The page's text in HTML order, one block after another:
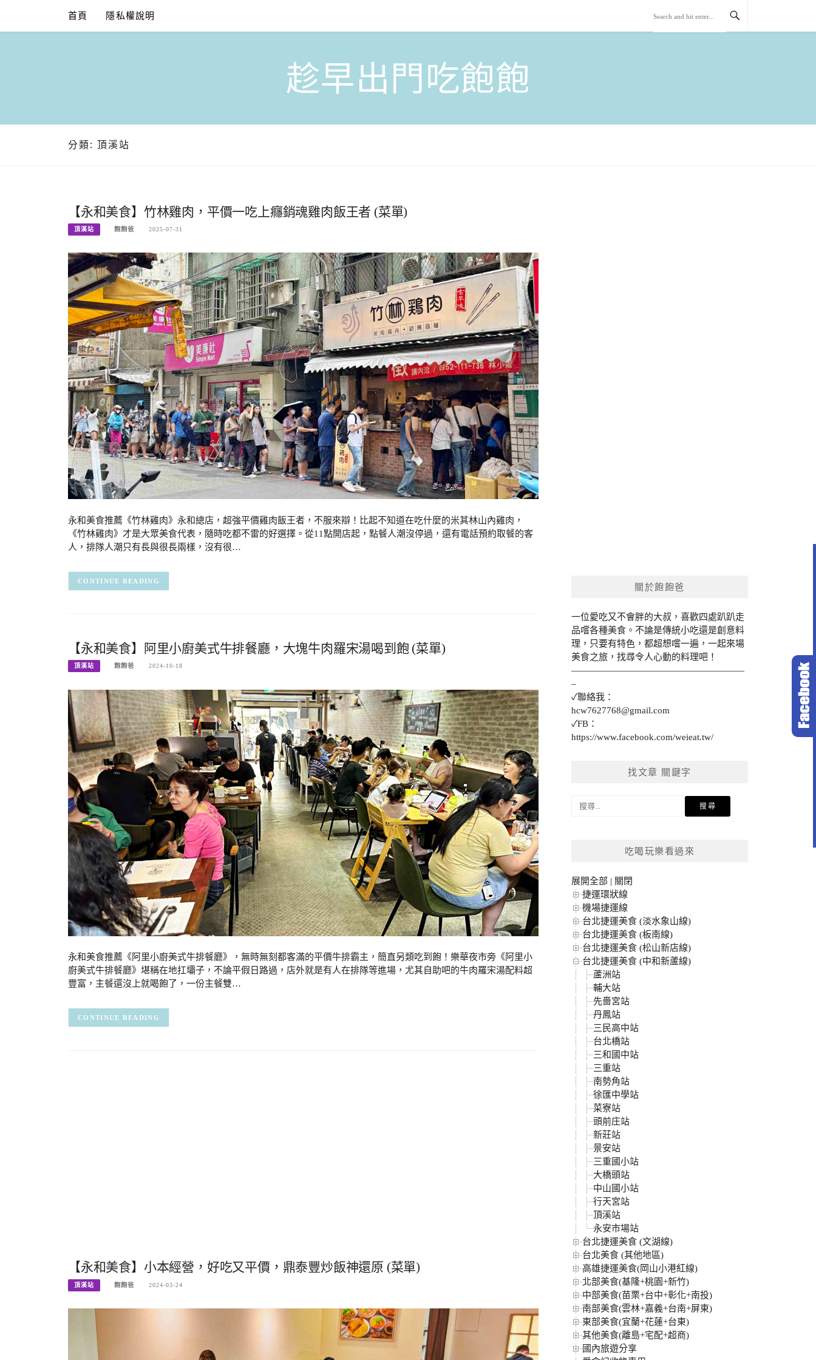
content
首頁 隱私權說明
趁早出門吃飽飽
分類: 頂溪站
【永和美食】竹林雞肉，平價一吃上癮銷魂雞肉飯王者 (菜單)
頂溪站 飽飽爸 2025-07-31
永和美食推薦《竹林雞肉》永和總店，超強平價雞肉飯王者，不服來辯！比起不知道在吃什麼的米其林山內雞肉，
《竹林雞肉》才是大眾美食代表，隨時吃都不雷的好選擇。從11點開店起，點餐人潮沒停過，還有電話預約取餐的客
人，排隊人潮只有長與很長兩樣，沒有很…
CONTINUE READING
【永和美食】阿里小廚美式牛排餐廳，大塊牛肉羅宋湯喝到飽 (菜單)
頂溪站 飽飽爸 2024-10-18
永和美食推薦《阿里小廚美式牛排餐廳》，無時無刻都客滿的平價牛排霸主，簡直另類吃到飽！樂華夜市旁《阿里小
廚美式牛排餐廳》堪稱在地扛壩子，不論平假日路過，店外就是有人在排隊等進場，尤其自助吧的牛肉羅宋湯配料超
豐富，主餐還沒上就喝飽了，一份主餐雙…
CONTINUE READING
【永和美食】小本經營，好吃又平價，鼎泰豐炒飯神還原 (菜單)
頂溪站 飽飽爸 2024-03-24
關於飽飽爸
一位愛吃又不會胖的大叔，喜歡四處趴趴走
品嚐各種美食。不論是傳統小吃還是創意料
理，只要有特色，都超想嚐一遍，一起來場
美食之旅，找尋令人心動的料理吧！
———————————————————
–
✓聯絡我：
hcw7627768@gmail.com
✓FB：
https://www.facebook.com/weieat.tw/
找文章 關鍵字
搜
吃喝玩樂看過來
展開全部 | 關閉
捷運環狀線
機場捷運線
台北捷運美食 (淡水象山線)
台北捷運美食 (板南線)
台北捷運美食 (松山新店線)
台北捷運美食 (中和新蘆線)
蘆洲站
輔大站
先嗇宮站
丹鳳站
三民高中站
台北橋站
三和國中站
三重站
南勢角站
徐匯中學站
菜寮站
頭前庄站
新莊站
景安站
三重國小站
大橋頭站
中山國小站
行天宮站
頂溪站
永安市場站
台北捷運美食 (文湖線)
台北美食 (其他地區)
高雄捷運美食(岡山小港紅線)
北部美食(基隆+桃園+新竹)
中部美食(苗栗+台中+彰化+南投)
南部美食(雲林+嘉義+台南+屏東)
東部美食(宜蘭+花蓮+台東)
其他美食(離島+宅配+超商)
國內旅遊分享